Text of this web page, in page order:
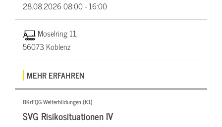
28.08.202608:00 - 16:00
Moselring 11,
56073 Koblenz
MEHR ERFAHREN
BKrFQG Weiterbildungen (K1)
SVG Risikosituationen IV